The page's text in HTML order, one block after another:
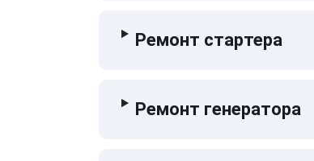
Ремонт стартера
Ремонт генератора